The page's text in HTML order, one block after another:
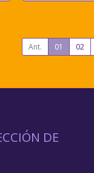
Ant. 01 02
DE